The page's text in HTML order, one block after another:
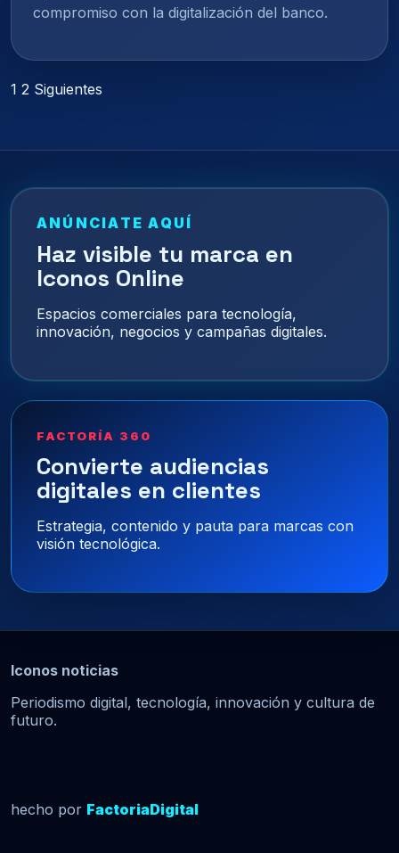
compromiso con la digitalización del banco.
Paginación
entradas
1 2 Siguientes
ANÚNCIATE AQUÍ
Haz visible tu marca en
Iconos Online
Espacios comerciales para tecnología,
innovación, negocios y campañas digitales.
FACTORÍA 360
Convierte audiencias
digitales en clientes
Estrategia, contenido y pauta para marcas con
visión tecnológica.
Iconos noticias
Periodismo digital, tecnología, innovación y cultura de
futuro.
hecho por FactoriaDigital